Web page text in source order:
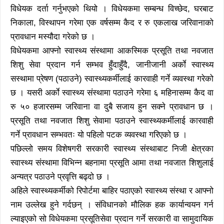
विधेयक दर्ता गर्नुभएको थियो । विधेयकमा सम्बन्ध विच्छेद, घरबाट
निकाला, विस्थापन गरेमा एक वर्षसम्म कैद र रु एकलाख जरिवानाको
प्रावधान मस्यौदा गरेको छ ।
विधेयकमा आफ्नो स्वास्थ्य संस्थामा आकस्मिक प्रसूति तथा नवजात
शिशु सेवा प्रदान गर्न सम्भव हुँदाहुँदै, जानीजानी अर्काे स्वास्थ्य
सस्थामा प्रेषण (पठाउने) स्वास्थ्यकर्मीलाई कारवाही गर्ने व्यवस्था गरेको
छ । यसरी अर्काे स्वास्थ्य संस्थामा पठाउने गरेमा ६ महिनासम्म कैद वा
रु ५० हजारसम्म जरिवाना वा दुबै सजाय हुन सक्ने प्रावधान छ ।
प्रसूति तथा नवजात शिशु सेवामा पठाउने स्वास्थ्यकर्मीलाई कारवाही
गर्ने प्रावधान सम्भवतः यो पहिलो पटक व्यवस्था गरिएको छ ।
पछिल्लो समय विशेषगरी सरकारी स्वास्थ्य संस्थाबाट निजी क्षेत्रका
स्वास्थ्य संस्थामा विभिन्न बहनामा प्रसूति आमा तथा नवजात शिशुलाई
अन्यत्र पठाउने प्रवृत्ति बढ्दो छ ।
अहिले स्वास्थ्यकर्मीको रिपोर्टमा बाहिर पठाएको स्वास्थ्य संस्था र आफ्नो
नाम उल्लेख हुने गर्दछन् । संविधानको मौलिक हक कार्यान्वयन गर्न
ल्याइएको सो विधेयकमा प्रसूतिसेवा प्रदान गर्ने सरकारी वा सामुदायिक